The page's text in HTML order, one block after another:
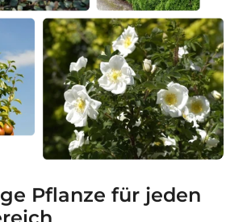
Pflanze für jeden